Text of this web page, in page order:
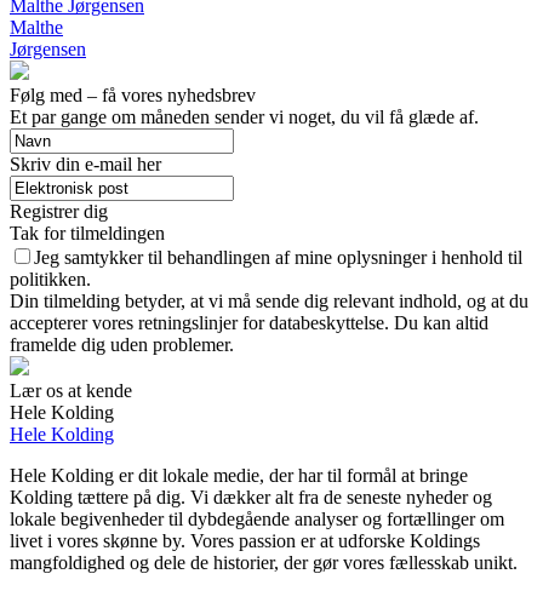
Malthe Jørgensen
Malthe
Jørgensen
Følg med – få vores nyhedsbrev
Et par gange om måneden sender vi noget, du vil få glæde af.
Skriv din e-mail her
Registrer dig
Tak for tilmeldingen
Jeg samtykker til behandlingen af mine oplysninger i henhold til
politikken.
Din tilmelding betyder, at vi må sende dig relevant indhold, og at du
accepterer vores retningslinjer for databeskyttelse. Du kan altid
framelde dig uden problemer.
Lær os at kende
Hele Kolding
Hele Kolding
Hele Kolding er dit lokale medie, der har til formål at bringe
Kolding tættere på dig. Vi dækker alt fra de seneste nyheder og
lokale begivenheder til dybdegående analyser og fortællinger om
livet i vores skønne by. Vores passion er at udforske Koldings
mangfoldighed og dele de historier, der gør vores fællesskab unikt.